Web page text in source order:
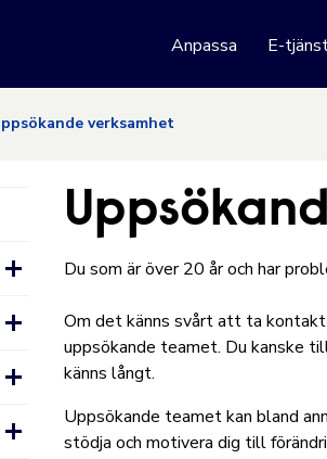
Anpassa E-
verksamhet
Du som är över 20 år och har
Om det känns svårt att ta
uppsökande teamet. Du kanske
känns långt.
Uppsökande teamet kan bland
stödja och motivera dig till